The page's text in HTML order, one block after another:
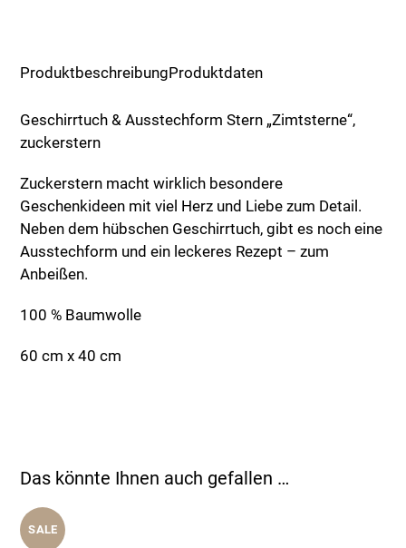
zuckerstern
ProduktbeschreibungProduktdaten
Geschirrtuch & Ausstechform Stern „Zimtsterne“,
zuckerstern
Zuckerstern macht wirklich besondere
Geschenkideen mit viel Herz und Liebe zum Detail.
Neben dem hübschen Geschirrtuch, gibt es noch eine
Ausstechform und ein leckeres Rezept – zum
Anbeißen.
100 % Baumwolle
60 cm x 40 cm
Das könnte Ihnen auch gefallen …
SALE